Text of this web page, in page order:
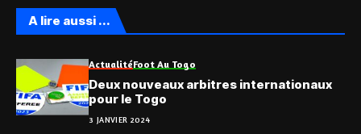
A lire aussi ...
ActualitéFoot Au Togo
Deux nouveaux arbitres internationaux
pour le Togo
3 JANVIER 2024